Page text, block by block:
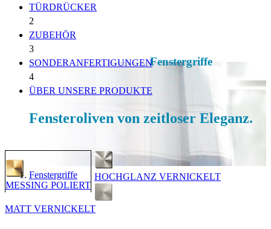
TÜRDRÜCKER
2
ZUBEHÖR
3
SONDERANFERTIGUNGEN
4
ÜBER UNSERE PRODUKTE
Fenstergriffe
Fensteroliven von zeitloser Eleganz.
Fenstergriffe
MESSING POLIERT
HOCHGLANZ VERNICKELT
MATT VERNICKELT